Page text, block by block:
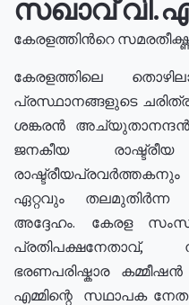
സഖാവ്
കേരളത്തിൻറെ
കേരളത്തിലെ
പ്രസ്ഥാനങ്ങളുടെ
ശങ്കരൻ അച്യുതാനന്ദൻ
ജനകീയ
രാഷ്ട്രീയപ്രവർത്തകനും
ഏറ്റവും തലമുതിർന്ന
അദ്ദേഹം. കേരള
പ്രതിപക്ഷനേതാവ്,
ഭരണപരിഷ്കാര
എമ്മിന്റെ സഥാപക